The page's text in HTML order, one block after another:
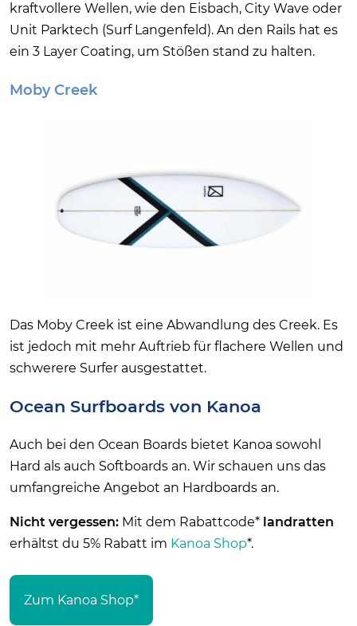
kraftvollere Wellen, wie den Eisbach, City Wave oder
Unit Parktech (Surf Langenfeld). An den Rails hat es
ein 3 Layer Coating, um Stößen stand zu halten.
Moby Creek
Das Moby Creek ist eine Abwandlung des Creek. Es
ist jedoch mit mehr Auftrieb für flachere Wellen und
schwerere Surfer ausgestattet.
Ocean Surfboards von Kanoa
Auch bei den Ocean Boards bietet Kanoa sowohl
Hard als auch Softboards an. Wir schauen uns das
umfangreiche Angebot an Hardboards an.
Nicht vergessen: Mit dem Rabattcode* landratten
erhältst du 5% Rabatt im Kanoa Shop*.
Zum Kanoa Shop*